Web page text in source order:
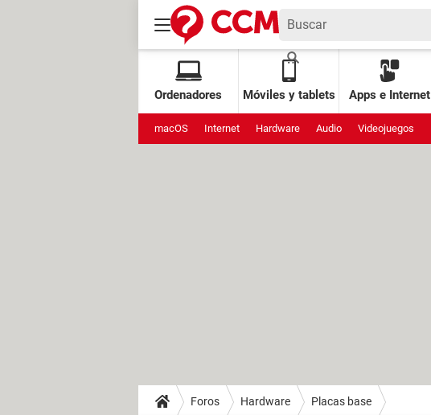
Ordenadores Móviles y tablets Apps e Internet
macOS Internet Hardware Audio Videojuegos
Foros Hardware Placas base